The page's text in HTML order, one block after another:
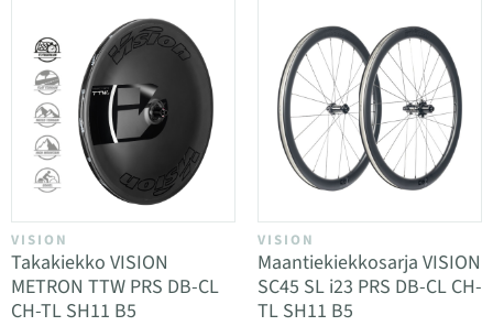
VISION
Takakiekko VISION
METRON TTW PRS DB-CL
CH-TL SH11 B5
VISION
Maantiekiekkosarja VISION
SC45 SL i23 PRS DB-CL CH-
TL SH11 B5